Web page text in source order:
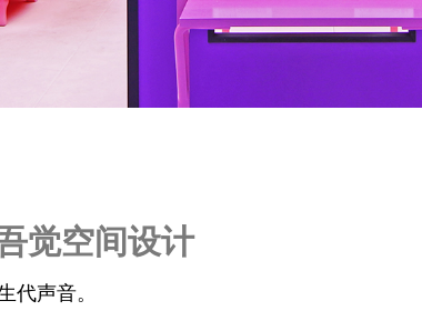
觉空间设计
代声音。